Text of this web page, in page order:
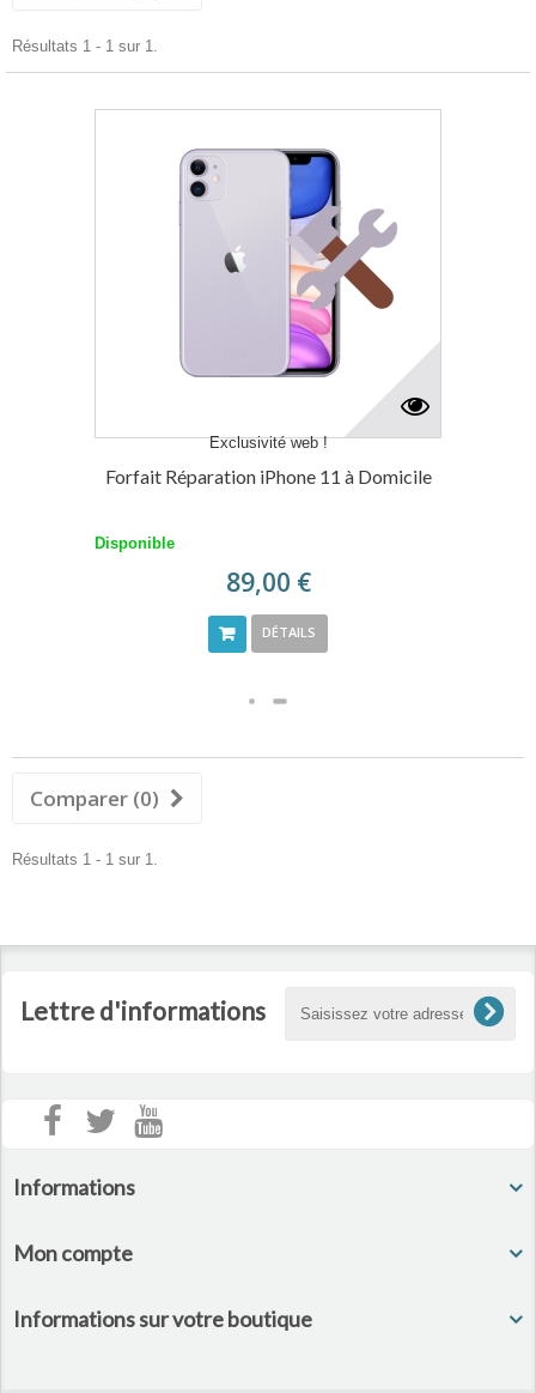
Résultats 1 - 1 sur 1.
Exclusivité web !
Forfait Réparation iPhone 11 à Domicile
Disponible
89,00 €
DÉTAILS
Comparer (0)
Résultats 1 - 1 sur 1.
Lettre d'informations
Informations
Mon compte
Informations sur votre boutique